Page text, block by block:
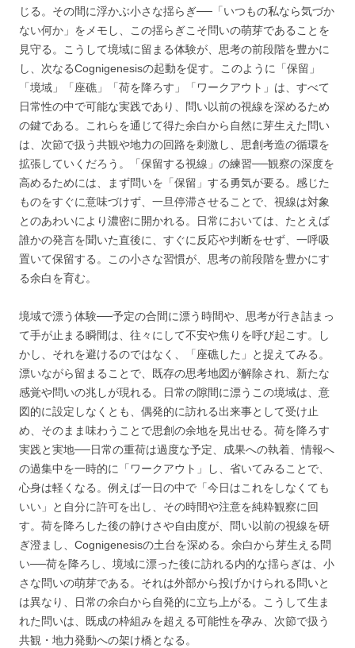
じる。その間に浮かぶ小さな揺らぎ──「いつもの私なら気づか
ない何か」をメモし、この揺らぎこそ問いの萌芽であることを
見守る。こうして境域に留まる体験が、思考の前段階を豊かに
し、次なるCognigenesisの起動を促す。このように「保留」
「境域」「座礁」「荷を降ろす」「ワークアウト」は、すべて
日常性の中で可能な実践であり、問い以前の視線を深めるため
の鍵である。これらを通じて得た余白から自然に芽生えた問い
は、次節で扱う共観や地力の回路を刺激し、思創考造の循環を
拡張していくだろう。「保留する視線」の練習──観察の深度を
高めるためには、まず問いを「保留」する勇気が要る。感じた
ものをすぐに意味づけず、一旦停滞させることで、視線は対象
とのあわいにより濃密に開かれる。日常においては、たとえば
誰かの発言を聞いた直後に、すぐに反応や判断をせず、一呼吸
置いて保留する。この小さな習慣が、思考の前段階を豊かにす
る余白を育む。
境域で漂う体験──予定の合間に漂う時間や、思考が行き詰まっ
て手が止まる瞬間は、往々にして不安や焦りを呼び起こす。し
かし、それを避けるのではなく、「座礁した」と捉えてみる。
漂いながら留まることで、既存の思考地図が解除され、新たな
感覚や問いの兆しが現れる。日常の隙間に漂うこの境域は、意
図的に設定しなくとも、偶発的に訪れる出来事として受け止
め、そのまま味わうことで思創の余地を見出せる。荷を降ろす
実践と実地──日常の重荷は過度な予定、成果への執着、情報へ
の過集中を一時的に「ワークアウト」し、省いてみることで、
心身は軽くなる。例えば一日の中で「今日はこれをしなくても
いい」と自分に許可を出し、その時間や注意を純粋観察に回
す。荷を降ろした後の静けさや自由度が、問い以前の視線を研
ぎ澄まし、Cognigenesisの土台を深める。余白から芽生える問
い──荷を降ろし、境域に漂った後に訪れる内的な揺らぎは、小
さな問いの萌芽である。それは外部から投げかけられる問いと
は異なり、日常の余白から自発的に立ち上がる。こうして生ま
れた問いは、既成の枠組みを超える可能性を孕み、次節で扱う
共観・地力発動への架け橋となる。